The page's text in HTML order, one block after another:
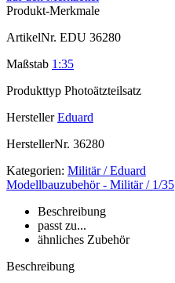
Produkt-Merkmale
ArtikelNr. EDU 36280
Maßstab 1:35
Produkttyp Photoätzteilsatz
Hersteller Eduard
HerstellerNr. 36280
Kategorien: Militär / Eduard
Modellbauzubehör - Militär / 1/35
Beschreibung
passt zu...
ähnliches Zubehör
Beschreibung